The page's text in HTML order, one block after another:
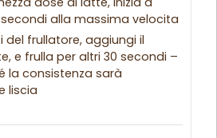
alla massima velocita
del frullatore, aggiungi il
e frulla per altri 30 secondi –
la consistenza sarà
liscia